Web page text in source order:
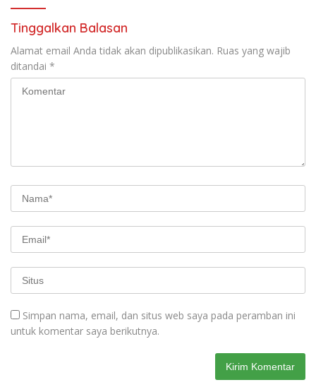
Tinggalkan Balasan
Alamat email Anda tidak akan dipublikasikan. Ruas yang wajib
ditandai *
Simpan nama, email, dan situs web saya pada peramban ini
untuk komentar saya berikutnya.